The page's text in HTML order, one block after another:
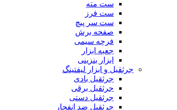
ست مته
ست فرز
ست سر پیچ
صفحه برش
فرچه سیمی
جعبه ابزار
ابزار بنزینی
جرثقیل و ابزار لیفتینگ
جرثقیل بادی
جرثقیل برقی
جرثقیل دستی
جرثقیل ضد انفجار